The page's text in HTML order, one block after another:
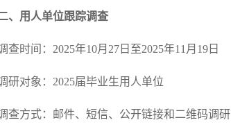
、用人单位跟踪调查
查时间：2025年10月27日至2025年11月19日
研对象：2025届毕业生用人单位
查方式：邮件、短信、公开链接和二维码调研